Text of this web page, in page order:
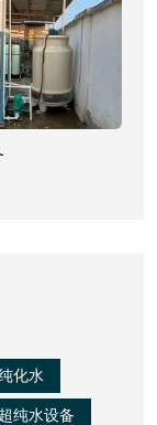
化水
超纯水设备